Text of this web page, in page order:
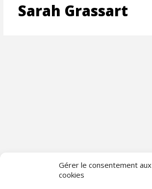
Gérer le consentement aux
cookies
Sarah Grassart